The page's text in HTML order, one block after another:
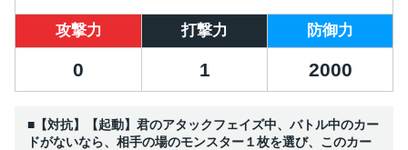
攻撃力 打撃力 防御力
0 1 2000
■【対抗】【起動】君のアタックフェイズ中、バトル中のカー
ドがないなら、相手の場のモンスター１枚を選び、このカー